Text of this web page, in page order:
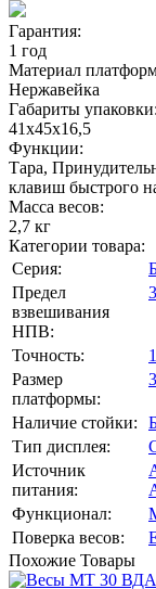
Гарантия:
1 год
Материал
Нержавейка
Габариты упаковки:
41х45х16,5
Функции:
Тара,
клавиш быстрого
Масса весов:
2,7 кг
Категории товара:
Серия:
Предел
взвешивания
НПВ:
Точность:
Размер
платформы:
Наличие стойки:
Тип дисплея:
Источник
питания:
Функционал:
Поверка весов:
Похожие Товары